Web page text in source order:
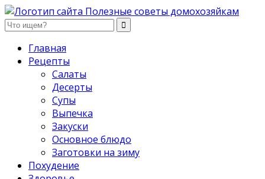
Полезные советы домохозяйкам
Главная
Рецепты
Салаты
Десерты
Супы
Выпечка
Закуски
Основное блюдо
Заготовки на зиму
Похудение